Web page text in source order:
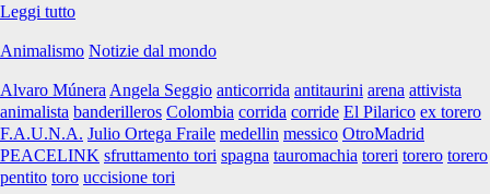
Leggi tuttoIl
pentito
Animalismo Notizie dal mondo
Alvaro Múnera Angela Seggio anticorrida antitaurini arena attivista
animalista banderilleros Colombia corrida corride El Pilarico ex torero
F.A.U.N.A. Julio Ortega Fraile medellin messico OtroMadrid
PEACELINK sfruttamento tori spagna tauromachia toreri torero torero
pentito toro uccisione tori